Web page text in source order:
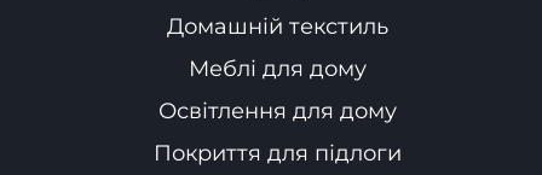
Домашній текстиль
Меблі для дому
Освітлення для дому
Покриття для підлоги